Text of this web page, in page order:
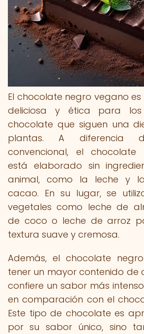
El chocolate negro vegano
deliciosa y ética para
chocolate que siguen una
plantas. A diferencia
convencional, el chocolate
está elaborado sin
animal, como la leche y
cacao. En su lugar, se
vegetales como leche de
de coco o leche de arroz
textura suave y cremosa.
Además, el chocolate
tener un mayor contenido de
confiere un sabor más
en comparación con el
Este tipo de chocolate es
por su sabor único, sino